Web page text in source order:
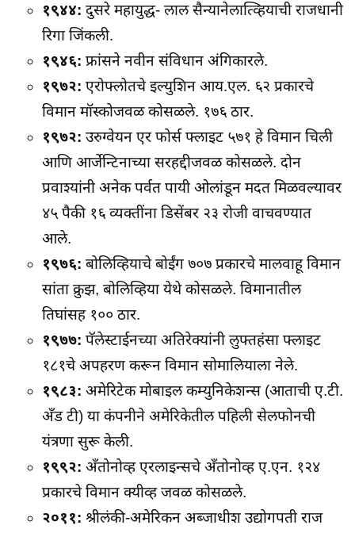
१९४४: दुसरे महायुद्ध- लाल सैन्यानेलात्व्हियाची राजधानी
रिगा जिंकली.
१९४६: फ्रांसने नवीन संविधान अंगिकारले.
१९७२: एरोफ्लोतचे इल्युशिन आय.एल. ६२ प्रकारचे
विमान मॉस्कोजवळ कोसळले. १७६ ठार.
१९७२: उरुग्वेयन एर फोर्स फ्लाइट ५७१ हे विमान चिली
आणि आर्जेन्टिनाच्या सरहद्दीजवळ कोसळले. दोन
प्रवाश्यांनी अनेक पर्वत पायी ओलांडून मदत मिळवल्यावर
४५ पैकी १६ व्यक्तींना डिसेंबर २३ रोजी वाचवण्यात
आले.
१९७६: बोलिव्हियाचे बोईंग ७०७ प्रकारचे मालवाहू विमान
सांता क्रुझ, बोलिव्हिया येथे कोसळले. विमानातील
तिघांसह १०० ठार.
१९७७: पॅलेस्टाईनच्या अतिरेक्यांनी लुफ्तहंसा फ्लाइट
१८१चे अपहरण करून विमान सोमालियाला नेले.
१९८३: अमेरिटेक मोबाइल कम्युनिकेशन्स (आताची ए.टी.
अँड टी) या कंपनीने अमेरिकेतील पहिली सेलफोनची
यंत्रणा सुरू केली.
१९९२: अँतोनोव्ह एरलाइन्सचे अँतोनोव्ह ए.एन. १२४
प्रकारचे विमान क्यीव्ह जवळ कोसळले.
२०११: श्रीलंकी-अमेरिकन अब्जाधीश उद्योगपती राज